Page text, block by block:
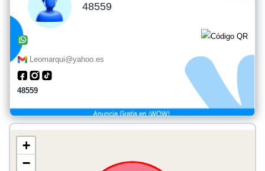
48559
Leomarqui@yahoo.es
48559
+
−